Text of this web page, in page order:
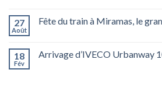
27
Août
Fête du train à Miramas, le
18
Fév
Arrivage d’IVECO Urbanway